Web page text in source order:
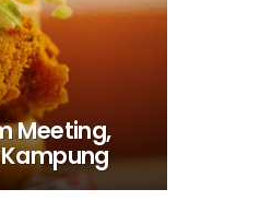
Meeting,